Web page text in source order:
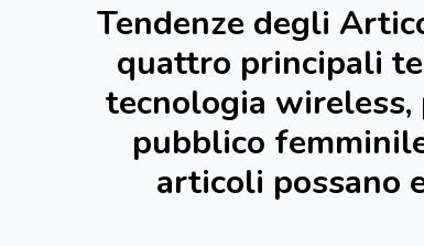
Tendenze degli
quattro principali
tecnologia
pubblico
articoli possano